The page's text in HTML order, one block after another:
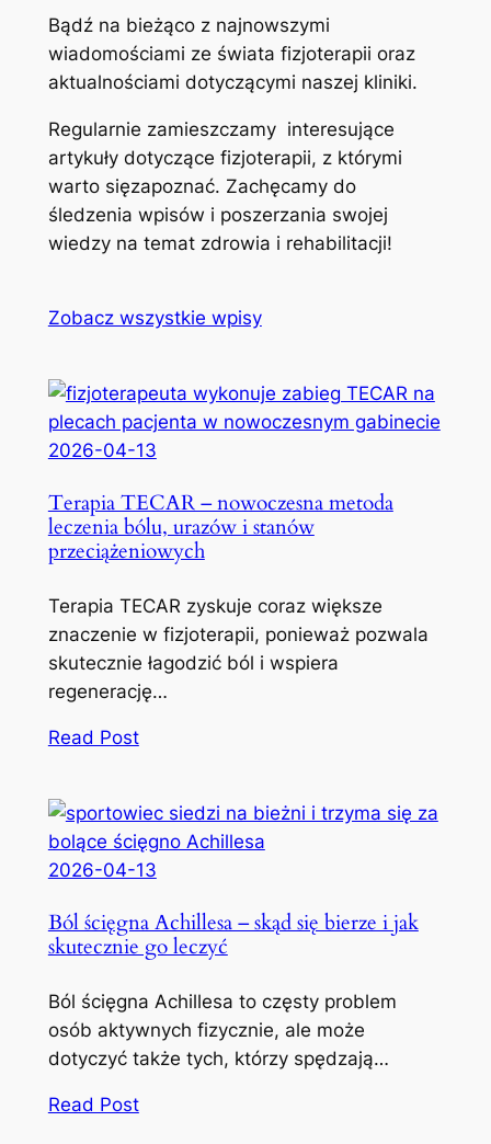
Bądź na bieżąco z najnowszymi
wiadomościami ze świata fizjoterapii oraz
aktualnościami dotyczącymi naszej kliniki.
Regularnie zamieszczamy interesujące
artykuły dotyczące fizjoterapii, z którymi
warto sięzapoznać. Zachęcamy do
śledzenia wpisów i poszerzania swojej
wiedzy na temat zdrowia i rehabilitacji!
Zobacz wszystkie wpisy
2026-04-13
Terapia TECAR – nowoczesna metoda
leczenia bólu, urazów i stanów
przeciążeniowych
Terapia TECAR zyskuje coraz większe
znaczenie w fizjoterapii, ponieważ pozwala
skutecznie łagodzić ból i wspiera
regenerację…
Read Post
2026-04-13
Ból ścięgna Achillesa – skąd się bierze i jak
skutecznie go leczyć
Ból ścięgna Achillesa to częsty problem
osób aktywnych fizycznie, ale może
dotyczyć także tych, którzy spędzają…
Read Post